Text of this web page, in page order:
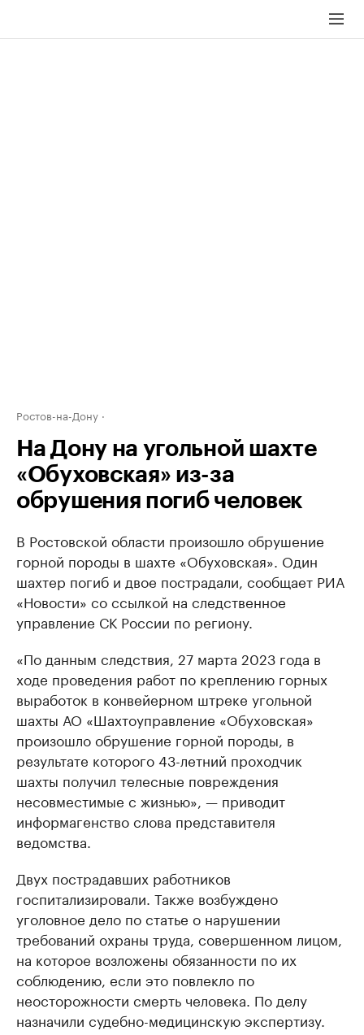
Ростов-на-Дону
На Дону на угольной шахте
«Обуховская» из-за
обрушения погиб человек
В Ростовской области произошло обрушение
горной породы в шахте «Обуховская». Один
шахтер погиб и двое пострадали, сообщает РИА
«Новости» со ссылкой на следственное
управление СК России по региону.
«По данным следствия, 27 марта 2023 года в
ходе проведения работ по креплению горных
выработок в конвейерном штреке угольной
шахты АО «Шахтоуправление «Обуховская»
произошло обрушение горной породы, в
результате которого 43-летний проходчик
шахты получил телесные повреждения
несовместимые с жизнью», — приводит
информагенство слова представителя
ведомства.
Двух пострадавших работников
госпитализировали. Также возбуждено
уголовное дело по статье о нарушении
требований охраны труда, совершенном лицом,
на которое возложены обязанности по их
соблюдению, если это повлекло по
неосторожности смерть человека. По делу
назначили судебно-медицинскую экспертизу.